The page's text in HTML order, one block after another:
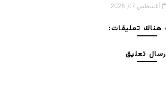
أغسطس 07, 2026
تعليقات:
تعليق